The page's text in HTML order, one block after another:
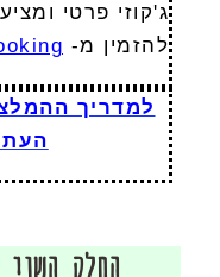
ג'קוזי פרטי
להזמין מ-
למדריך